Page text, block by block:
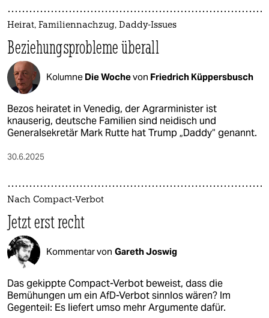
Heirat, Familiennachzug, Daddy-Issues
Beziehungsprobleme überall
Kolumne Die Wochevon Friedrich Küppersbusch
Bezos heiratet in Venedig, der Agrarminister ist
knauserig, deutsche Familien sind neidisch und
Generalsekretär Mark Rutte hat Trump „Daddy“ genannt.
30.6.2025
Nach Compact-Verbot
Jetzt erst recht
Kommentar von Gareth Joswig
Das gekippte Compact-Verbot beweist, dass die
Bemühungen um ein AfD-Verbot sinnlos wären? Im
Gegenteil: Es liefert umso mehr Argumente dafür.